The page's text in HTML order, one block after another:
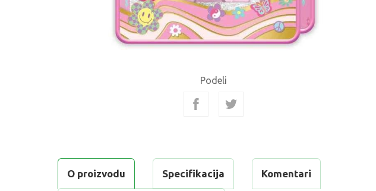
Podeli
O proizvodu Specifikacija Komentari